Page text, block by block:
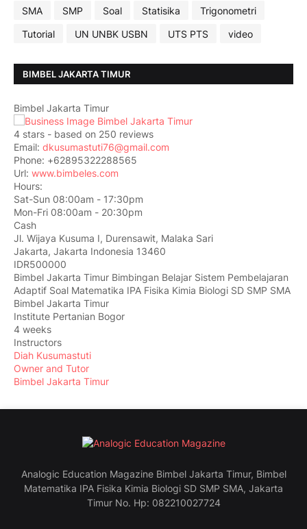
SMA
SMP Soal Statisika
Trigonometri
Tutorial
UN UNBK USBN UTS PTS video
BIMBEL JAKARTA TIMUR
Bimbel Jakarta Timur
4 stars - based on 250 reviews
Email: dkusumastuti76@gmail.com
Phone: +62895322288565
Url: www.bimbeles.com
Hours:
Sat-Sun 08:00am - 17:30pm
Mon-Fri 08:00am - 20:30pm
Cash
Jl. Wijaya Kusuma I, Durensawit, Malaka Sari
Jakarta, Jakarta Indonesia 13460
IDR500000
Bimbel Jakarta Timur Bimbingan Belajar Sistem Pembelajaran
Adaptif Soal Matematika IPA Fisika Kimia Biologi SD SMP SMA
Bimbel Jakarta Timur
Institute Pertanian Bogor
4 weeks
Instructors
Diah Kusumastuti
Owner and Tutor
Bimbel Jakarta Timur
Analogic Education Magazine Bimbel Jakarta Timur, Bimbel
Matematika IPA Fisika Kimia Biologi SD SMP SMA, Jakarta
Timur No. Hp: 082210027724